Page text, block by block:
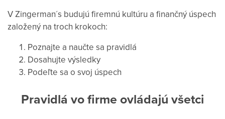
V Zingerman´s budujú firemnú kultúru a finančný úspech
založený na troch krokoch:
Poznajte a naučte sa pravidlá
Dosahujte výsledky
Podeľte sa o svoj úspech
Pravidlá vo firme ovládajú všetci